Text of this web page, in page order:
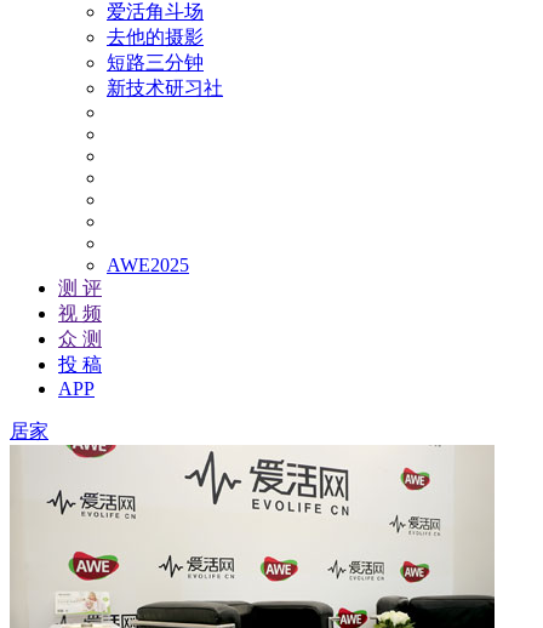
爱活角斗场
去他的摄影
短路三分钟
新技术研习社
AWE2025
测 评
视 频
众 测
投 稿
APP
居家